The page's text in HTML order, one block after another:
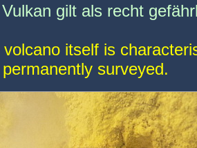
gilt als recht
itself is
surveyed.